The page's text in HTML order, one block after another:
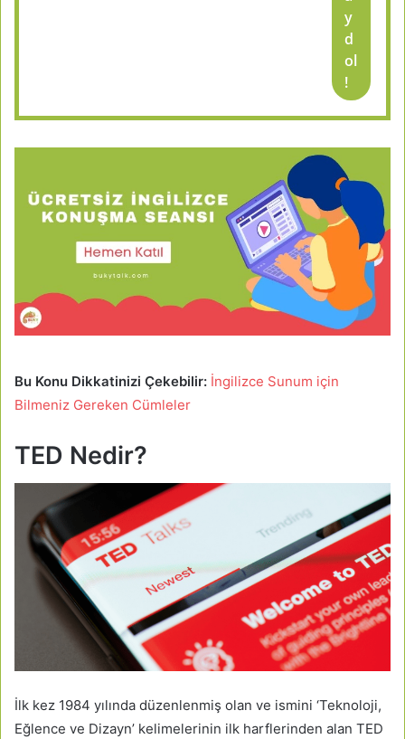
y
d
ol
!
Bu Konu Dikkatinizi Çekebilir: İngilizce Sunum için
Bilmeniz Gereken Cümleler
TED Nedir?
İlk kez 1984 yılında düzenlenmiş olan ve ismini ‘Teknoloji,
Eğlence ve Dizayn’ kelimelerinin ilk harflerinden alan TED